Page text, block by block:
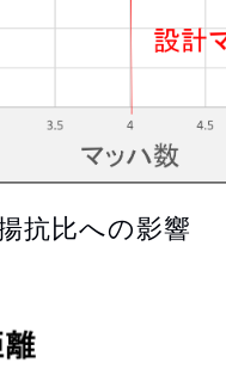
抗比への影響